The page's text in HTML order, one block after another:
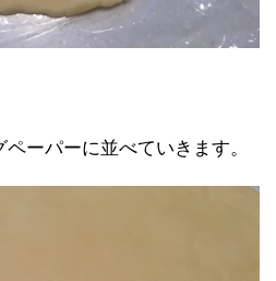
ーパーに並べていきます。